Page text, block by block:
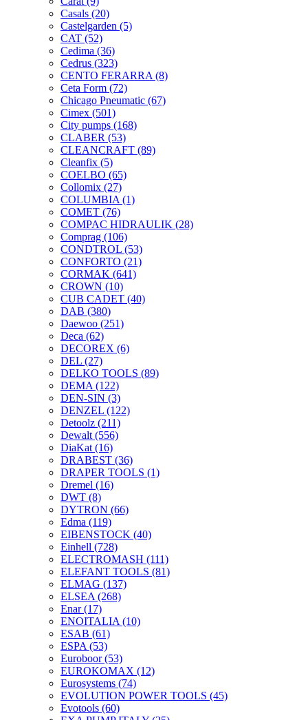
Casals (20)
Castelgarden (5)
CAT (52)
Cedima (36)
Cedrus (323)
CENTO FERARRA (8)
Ceta Form (72)
Chicago Pneumatic (67)
Cimex (501)
City pumps (168)
CLABER (53)
CLEANCRAFT (89)
Cleanfix (5)
COELBO (65)
Collomix (27)
COLUMBIA (1)
COMET (76)
COMPAC HIDRAULIK (28)
Comprag (106)
CONDTROL (53)
CONFORTO (21)
CORMAK (641)
CROWN (10)
CUB CADET (40)
DAB (380)
Daewoo (251)
Deca (62)
DECOREX (6)
DEL (27)
DELKO TOOLS (89)
DEMA (122)
DEN-SIN (3)
DENZEL (122)
Detoolz (211)
Dewalt (556)
DiaKat (16)
DRABEST (36)
DRAPER TOOLS (1)
Dremel (16)
DWT (8)
DYTRON (66)
Edma (119)
EIBENSTOCK (40)
Einhell (728)
ELECTROMASH (111)
ELEFANT TOOLS (81)
ELMAG (137)
ELSEA (268)
Enar(17)
ENOITALIA (10)
ESAB (61)
ESPA (53)
Euroboor(53)
EUROKOMAX (12)
Eurosystems (74)
EVOLUTION POWER TOOLS (45)
Evotools (60)